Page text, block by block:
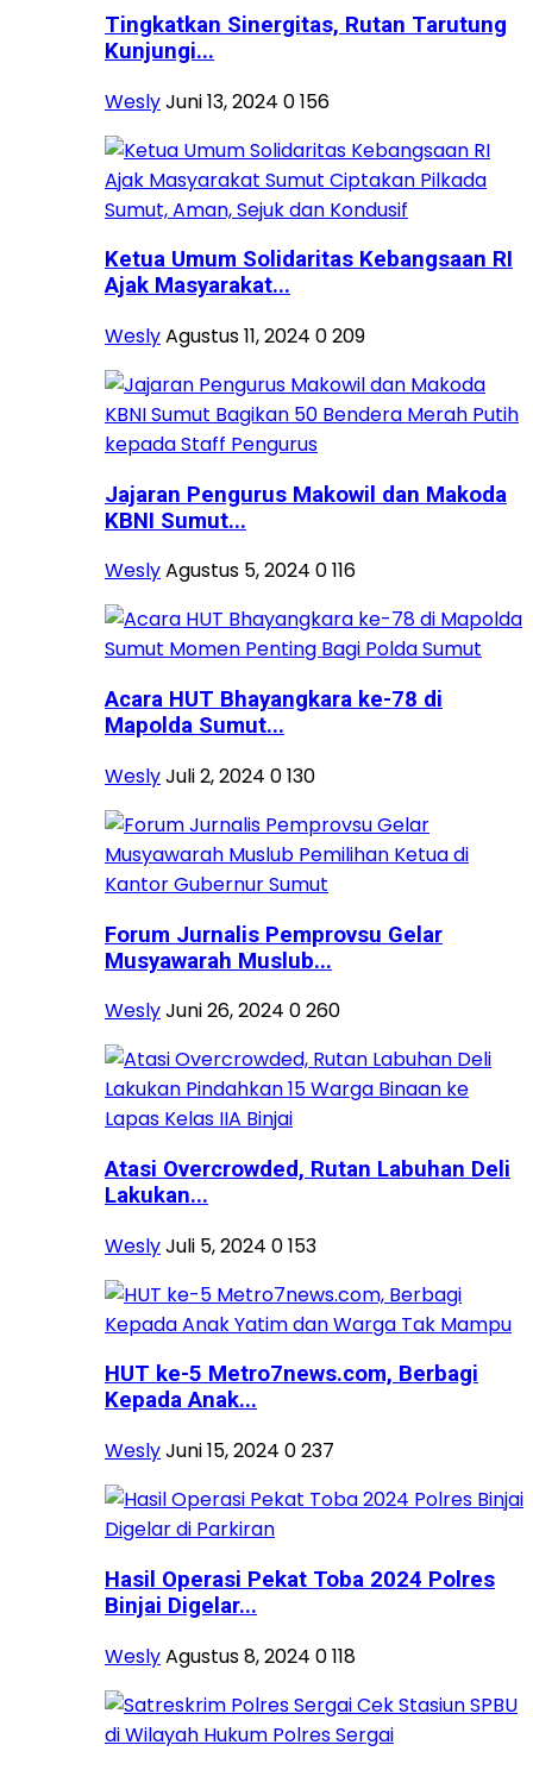
Tingkatkan Sinergitas, Rutan Tarutung
Kunjungi...
WeslyJuni 13, 2024 0156
Ketua Umum Solidaritas Kebangsaan RI
Ajak Masyarakat...
WeslyAgustus 11, 2024 0209
Jajaran Pengurus Makowil dan Makoda
KBNI Sumut...
WeslyAgustus 5, 2024 0116
Acara HUT Bhayangkara ke-78 di
Mapolda Sumut...
WeslyJuli 2, 2024 0130
Forum Jurnalis Pemprovsu Gelar
Musyawarah Muslub...
WeslyJuni 26, 2024 0260
Atasi Overcrowded, Rutan Labuhan Deli
Lakukan...
WeslyJuli 5, 2024 0153
HUT ke-5 Metro7news.com, Berbagi
Kepada Anak...
WeslyJuni 15, 2024 0237
Hasil Operasi Pekat Toba 2024 Polres
Binjai Digelar...
WeslyAgustus 8, 2024 0118